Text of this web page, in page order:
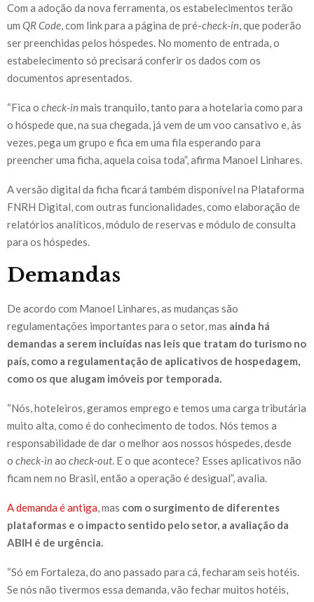
Com a adoção da nova ferramenta, os estabelecimentos terão
um QR Code , com link para a página de pré-check-in , que poderão
ser preenchidas pelos hóspedes. No momento de entrada, o
estabelecimento só precisará conferir os dados com os
documentos apresentados.
“Fica o check-inmais tranquilo, tanto para a hotelaria como para
o hóspede que, na sua chegada, já vem de um voo cansativo e, às
vezes, pega um grupo e fica em uma fila esperando para
preencher uma ficha, aquela coisa toda”, afirma Manoel Linhares.
A versão digital da ficha ficará também disponível na Plataforma
FNRH Digital, com outras funcionalidades, como elaboração de
relatórios analíticos, módulo de reservas e módulo de consulta
para os hóspedes.
Demandas
De acordo com Manoel Linhares, as mudanças são
regulamentações importantes para o setor, mas ainda há
demandas a serem incluídas nas leis que tratam do turismo no
país, como a regulamentação de aplicativos de hospedagem,
como os que alugam imóveis por temporada.
“Nós, hoteleiros, geramos emprego e temos uma carga tributária
muito alta, como é do conhecimento de todos. Nós temos a
responsabilidade de dar o melhor aos nossos hóspedes, desde
o check-inao check-out . E o que acontece? Esses aplicativos não
ficam nem no Brasil, então a operação é desigual”, avalia.
A demanda é antiga , mas com o surgimento de diferentes
plataformas e o impacto sentido pelo setor, a avaliação da
ABIH é de urgência.
“Só em Fortaleza, do ano passado para cá, fecharam seis hotéis.
Se nós não tivermos essa demanda, vão fechar muitos hotéis,